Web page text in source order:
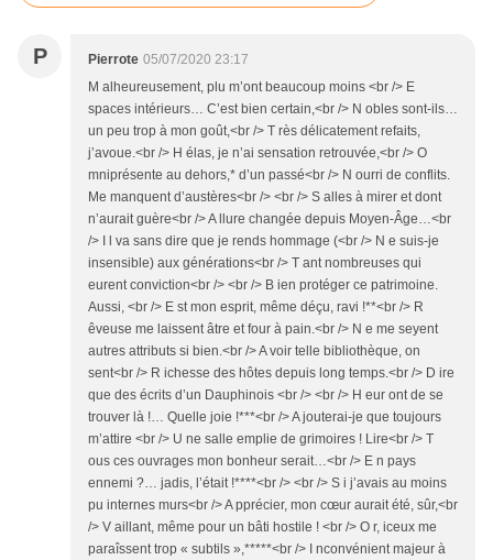
P Pierrote 05/07/2020 23:17
M alheureusement, plu m’ont beaucoup moins <br /> E
spaces intérieurs… C’est bien certain,<br /> N obles sont-ils…
un peu trop à mon goût,<br /> T rès délicatement refaits,
j’avoue.<br /> H élas, je n’ai sensation retrouvée,<br /> O
mniprésente au dehors,* d’un passé<br /> N ourri de conflits.
Me manquent d’austères<br /> <br /> S alles à mirer et dont
n’aurait guère<br /> A llure changée depuis Moyen-Âge…<br
/> I l va sans dire que je rends hommage (<br /> N e suis-je
insensible) aux générations<br /> T ant nombreuses qui
eurent conviction<br /> <br /> B ien protéger ce patrimoine.
Aussi, <br /> E st mon esprit, même déçu, ravi !**<br /> R
êveuse me laissent âtre et four à pain.<br /> N e me seyent
autres attributs si bien.<br /> A voir telle bibliothèque, on
sent<br /> R ichesse des hôtes depuis long temps.<br /> D ire
que des écrits d’un Dauphinois <br /> <br /> H eur ont de se
trouver là !… Quelle joie !***<br /> A jouterai-je que toujours
m’attire <br /> U ne salle emplie de grimoires ! Lire<br /> T
ous ces ouvrages mon bonheur serait…<br /> E n pays
ennemi ?… jadis, l’était !****<br /> <br /> S i j’avais au moins
pu internes murs<br /> A pprécier, mon cœur aurait été, sûr,<br
/> V aillant, même pour un bâti hostile ! <br /> O r, iceux me
paraîssent trop « subtils »,*****<br /> I nconvénient majeur à